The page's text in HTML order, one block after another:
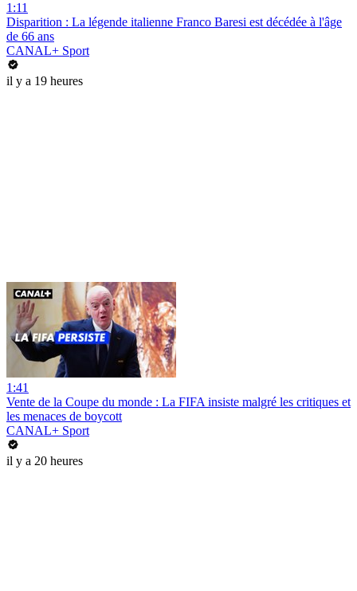
1:11
Disparition : La légende italienne Franco Baresi est décédée à l'âge
de 66 ans
CANAL+ Sport
il y a 19 heures
1:41
Vente de la Coupe du monde : La FIFA insiste malgré les critiques et
les menaces de boycott
CANAL+ Sport
il y a 20 heures